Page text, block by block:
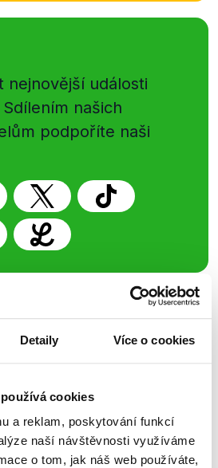
Detaily Více o cookies
cookies
a reklam, poskytování funkcí
naší návštěvnosti využíváme
o tom, jak náš web používáte,
nejnovější události
našich
podpoříte naši
3
rejstříku u Městského soudu v